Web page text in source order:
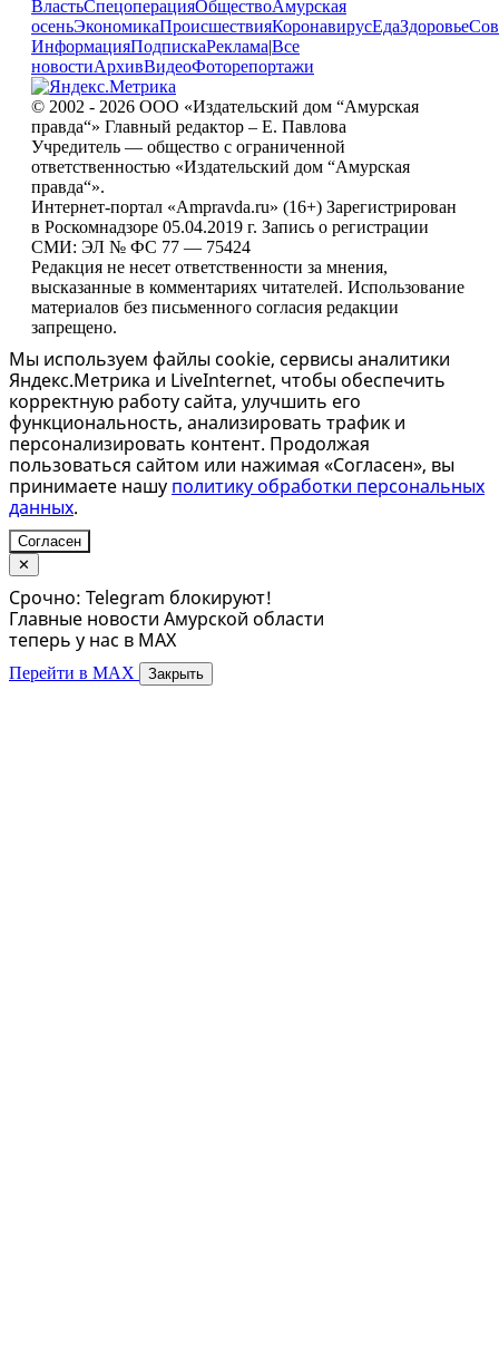
ВластьСпецоперацияОбществоАмурская
осеньЭкономикаПроисшествияКоронавирусЕдаЗдоровье
ИнформацияПодпискаРеклама|Все
новостиАрхивВидеоФоторепортажи
© 2002 - 2026 ООО «Издательский дом “Амурская
правда“» Главный редактор – Е. Павлова
Учредитель — общество с ограниченной
ответственностью «Издательский дом “Амурская
правда“».
Интернет-портал «Ampravda.ru» (16+) Зарегистрирован
в Роскомнадзоре 05.04.2019 г. Запись о регистрации
СМИ: ЭЛ № ФС 77 — 75424
Редакция не несет ответственности за мнения,
высказанные в комментариях читателей. Использование
материалов без письменного согласия редакции
запрещено.
Мы используем файлы cookie, сервисы аналитики
Яндекс.Метрика и LiveInternet, чтобы обеспечить
корректную работу сайта, улучшить его
функциональность, анализировать трафик и
персонализировать контент. Продолжая
пользоваться сайтом или нажимая «Согласен», вы
принимаете нашу политику обработки персональных
данных.
Согласен
✕
Срочно: Telegram блокируют!
Главные новости Амурской области
теперь у нас в MAX
Перейти в MAX Закрыть